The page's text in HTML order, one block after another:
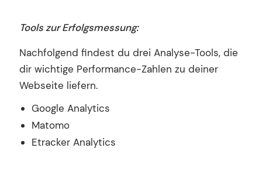
Tools zur Erfolgsmessung:
Nachfolgend findest du drei Analyse-Tools, die
dir wichtige Performance-Zahlen zu deiner
Webseite liefern.
Google Analytics
Matomo
Etracker Analytics